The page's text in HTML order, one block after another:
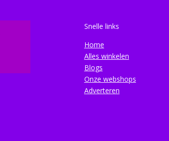
Snelle links
Home
Alles winkelen
Blogs
Onze webshops
Adverteren